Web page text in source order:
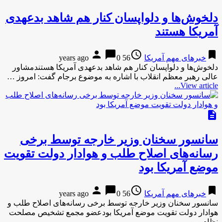
دلخوش‌ها و دلواپسان کنار هم شاهد بدعهدی
آمریکا هستند
bookmark خبرهای مهم آمریکا access_time
56 years ago
person chat_bubble0
دلخوش‌ها و دلواپسان کنار هم شاهد بدعهدی آمریکا هستندمشاور
عالی رهبر معظم انقلاب با اشاره به موضوع برجام گفت: امروز …
View article...
description
سانسور سخنان وزیر خارجه توسط برخی
رسانه‌های اصلاح طلب و هوادار دولت تقویت
موضع آمریکا بود
bookmark خبرهای مهم آمریکا access_time
56 years ago
person chat_bubble0
سانسور سخنان وزیر خارجه توسط برخی رسانه‌های اصلاح طلب و
هوادار دولت تقویت موضع آمریکا بودعضو مجمع تشخیص مصلحت